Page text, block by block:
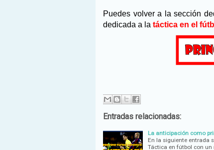
Puedes volver a la sección
dedicada a la táctica en el
Entradas relacionadas:
La anticipación como
En la siguiente entrada
Táctica en fútbol con un